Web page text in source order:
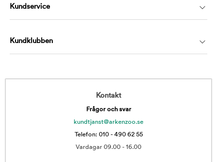
Kundservice
Kundklubben
Kontakt
Frågor och svar
kundtjanst@arkenzoo.se
Telefon: 010 - 490 62 55
Vardagar 09.00 - 16.00